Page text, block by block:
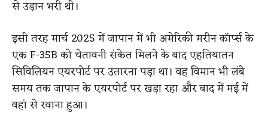
से उड़ान भरी थी।
इसी तरह मार्च 2025 में जापान में भी अमेरिकी मरीन कॉर्प्स के
एक F-35B को चेतावनी संकेत मिलने के बाद एहतियातन
सिविलियन एयरपोर्ट पर उतारना पड़ा था। वह विमान भी लंबे
समय तक जापान के एयरपोर्ट पर खड़ा रहा और बाद में मई में
वहां से रवाना हुआ।